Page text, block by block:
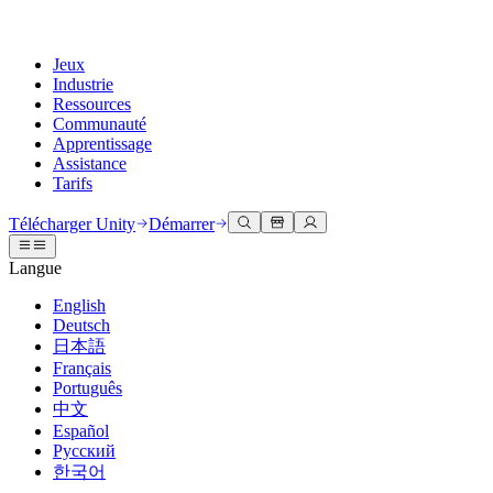
Jeux
Industrie
Ressources
Communauté
Apprentissage
Assistance
Tarifs
Moteur Unity
Créez des jeux 2D et 3D pour n'importe quelle plateforme
Collaboration
Collaborez et itérez rapidement avec votre équipe
Télécharger Unity
Offres et tarifs
Déployez
Multiplateforme
Collaboration 3D
Construisez et révisez des projets 3D en temps réel
Formation immersive
Entraînez-vous dans des environnements immersifs
Expériences client
Créez des expériences interactives 3D
Secteurs
Fabrication
Documentation
Outils de développement
Versions de publication et suivi des problèmes
Feuille de route
Examiner les fonctionnalités à venir
Glossaire
Discussions
Événements
Événements mondiaux et locaux
Histoires de la communauté
Made with Unity
Mise en avant des créateurs Unity
Unity Learn
Maîtrisez les compétences Unity gratuitement
Formation professionnelle
Améliorez votre équipe avec des formateurs Unity
Vous découvrez Unity ?
Démarrer
Démarrez votre apprentissage
Parcours essentiels Unity
Obtenir de l'aide
Vous aider à réussir avec Unity
Plans de succès
Atteignez vos objectifs plus rapidement avec un support expert
FAQ
Réponses aux questions courantes
Contactez-nous.
Connectez-vous avec notre équipe
Télécharger Unity Démarrer
Langue
English
Deutsch
日本語
Français
Português
中文
Español
Русский
한국어